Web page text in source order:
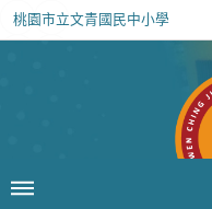
桃園市立文青國民中小學